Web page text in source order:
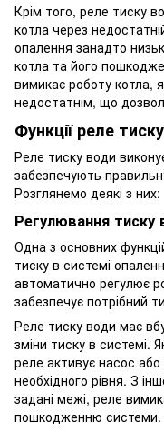
Крім того, реле тиску
котла через
опалення занадто
котла та його
вимикає роботу котла,
недостатнім, що
Функції реле
Реле тиску води
забезпечують
Розглянемо деякі з них:
Регулювання тиску
Одна з основних
тиску в системі
автоматично регулює
забезпечує потрібний
Реле тиску води має
зміни тиску в системі.
реле активує насос
необхідного рівня. З
задані межі, реле
пошкодженню системи.